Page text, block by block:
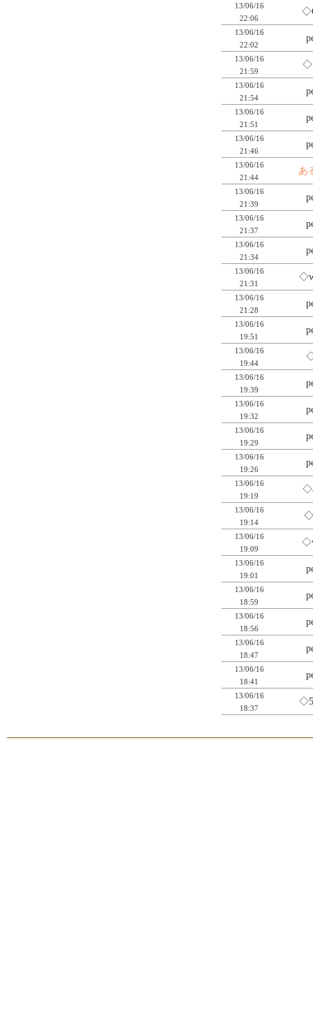
13/06/16
22:06
13/06/16
22:02
13/06/16
21:59
13/06/16
21:54
13/06/16
21:51
13/06/16
21:46
13/06/16
21:44
あ
13/06/16
21:39
13/06/16
21:37
13/06/16
21:34
13/06/16
21:31
13/06/16
21:28
13/06/16
19:51
13/06/16
19:44
13/06/16
19:39
13/06/16
19:32
13/06/16
19:29
13/06/16
19:26
13/06/16
19:19
13/06/16
19:14
13/06/16
19:09
13/06/16
19:01
13/06/16
18:59
13/06/16
18:56
13/06/16
18:47
13/06/16
18:41
13/06/16
18:37